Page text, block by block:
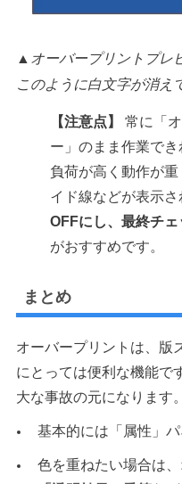
▲オーバープリントプレ
このように白文字が消え
【注意点】
常に「
ー」のまま作業で
負荷が高く動作が
イド線などが表示さ
OFFにし、最終チ
がおすすめです。
まとめ
オーバープリントは、版
にとっては便利な機能で
大な事故の元になります。
基本的には「属性」
色を重ねたい場合は